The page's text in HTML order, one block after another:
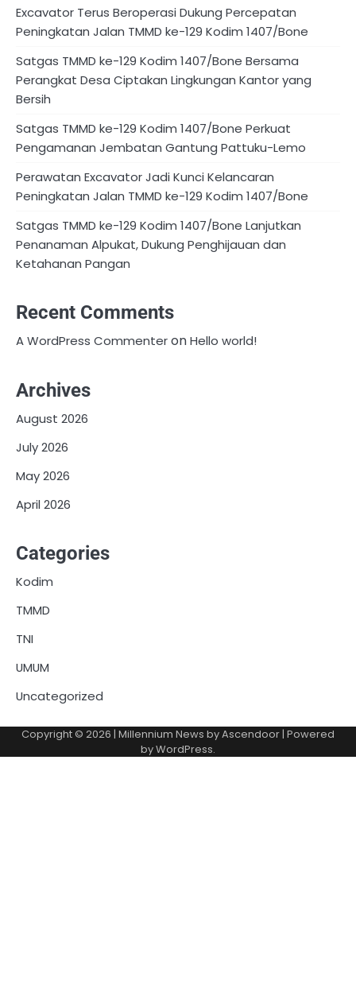
Excavator Terus Beroperasi Dukung Percepatan
Peningkatan Jalan TMMD ke-129 Kodim 1407/Bone
Satgas TMMD ke-129 Kodim 1407/Bone Bersama
Perangkat Desa Ciptakan Lingkungan Kantor yang
Bersih
Satgas TMMD ke-129 Kodim 1407/Bone Perkuat
Pengamanan Jembatan Gantung Pattuku-Lemo
Perawatan Excavator Jadi Kunci Kelancaran
Peningkatan Jalan TMMD ke-129 Kodim 1407/Bone
Satgas TMMD ke-129 Kodim 1407/Bone Lanjutkan
Penanaman Alpukat, Dukung Penghijauan dan
Ketahanan Pangan
Recent Comments
A WordPress CommenteronHello world!
Archives
August 2026
July 2026
May 2026
April 2026
Categories
Kodim
TMMD
TNI
UMUM
Uncategorized
Copyright © 2026 | Millennium News byAscendoor | Powered
byWordPress.